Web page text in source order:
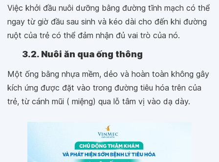
Việc khởi đầu nuôi dưỡng bằng đường tĩnh mạch có thể
ngay từ giờ đầu sau sinh và kéo dài cho đến khi đường
ruột của trẻ có thể đảm nhận đủ vai trò của nó.
3.2. Nuôi ăn qua ống thông
Một ống bằng nhựa mềm, dẻo và hoàn toàn không gây
kích ứng được đặt vào trong đường tiêu hóa trên của
trẻ, từ cánh mũi ( miệng) qua lỗ tâm vị vào dạ dày.